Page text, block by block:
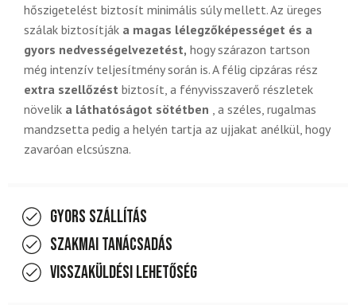
hőszigetelést biztosít minimális súly mellett. Az üreges
szálak biztosítják a magas lélegzőképességet és a
gyors nedvességelvezetést, hogy szárazon tartson
még intenzív teljesítmény során is. A félig cipzáras rész
extra szellőzést biztosít, a fényvisszaverő részletek
növelik a láthatóságot sötétben , a széles, rugalmas
mandzsetta pedig a helyén tartja az ujjakat anélkül, hogy
zavaróan elcsúszna.
Gyors szállítás
Szakmai tanácsadás
Visszaküldési lehetőség